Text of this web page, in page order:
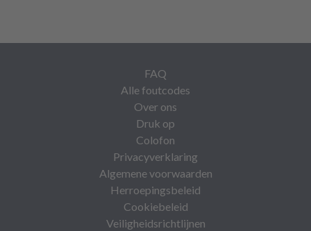
FAQ
Alle foutcodes
Over ons
Druk op
Colofon
Privacyverklaring
Algemene voorwaarden
Herroepingsbeleid
Cookiebeleid
Veiligheidsrichtlijnen